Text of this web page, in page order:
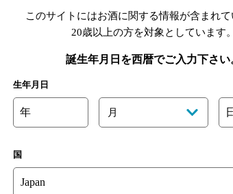
このサイトにはお酒に関する情報が含まれて
20歳以上の方を対象としています。
誕生年月日を西暦でご入力下さい
生年月日
年 月 日
国